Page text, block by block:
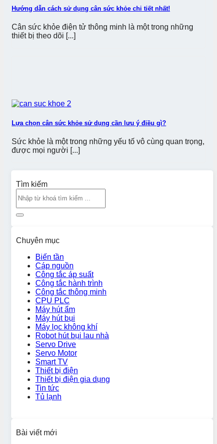
Hướng dẫn cách sử dụng cân sức khỏe chi tiết nhất!
Cân sức khỏe điện tử thông minh là một trong những
thiết bị theo dõi [...]
Lựa chọn cân sức khỏe sử dụng cần lưu ý điều gì?
Sức khỏe là một trong những yếu tố vô cùng quan trọng,
được mọi người [...]
Tìm kiếm
Chuyên mục
Biến tần
Cáp nguồn
Công tắc áp suất
Công tắc hành trình
Công tắc thông minh
CPU PLC
Máy hút ẩm
Máy hút bụi
Máy lọc không khí
Robot hút bụi lau nhà
Servo Drive
Servo Motor
Smart TV
Thiết bị điện
Thiết bị điện gia dụng
Tin tức
Tủ lạnh
Bài viết mới